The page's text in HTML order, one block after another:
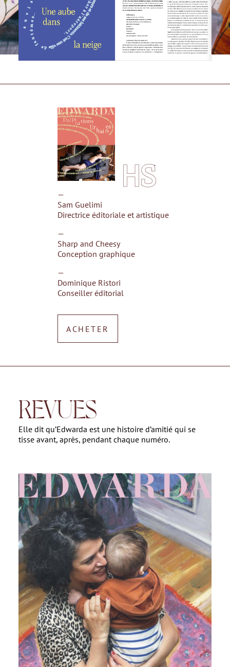
HS
—
Sam Guelimi
Directrice éditoriale et artistique
—
Sharp and Cheesy
Conception graphique
—
Dominique Ristori
Conseiller éditorial
ACHETER
REVUES
Elle dit qu’Edwarda est une histoire d’amitié qui se
tisse avant, après, pendant chaque numéro.